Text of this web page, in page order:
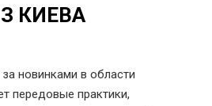
КИЕВА
новинками в области
передовые практики,